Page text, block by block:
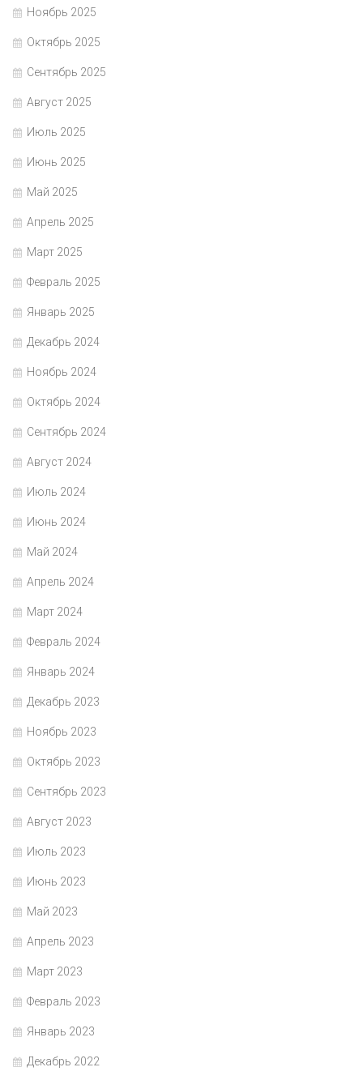
Ноябрь 2025
Октябрь 2025
Сентябрь 2025
Август 2025
Июль 2025
Июнь 2025
Май 2025
Апрель 2025
Март 2025
Февраль 2025
Январь 2025
Декабрь 2024
Ноябрь 2024
Октябрь 2024
Сентябрь 2024
Август 2024
Июль 2024
Июнь 2024
Май 2024
Апрель 2024
Март 2024
Февраль 2024
Январь 2024
Декабрь 2023
Ноябрь 2023
Октябрь 2023
Сентябрь 2023
Август 2023
Июль 2023
Июнь 2023
Май 2023
Апрель 2023
Март 2023
Февраль 2023
Январь 2023
Декабрь 2022